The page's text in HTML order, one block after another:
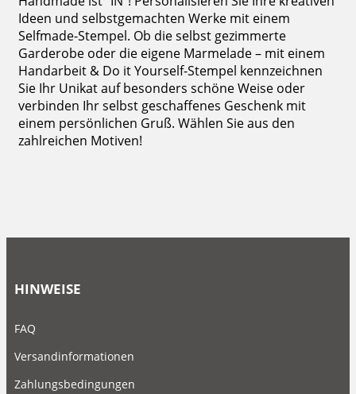
Ideen und selbstgemachten Werke mit einem
Selfmade-Stempel. Ob die selbst gezimmerte
Garderobe oder die eigene Marmelade – mit einem
Handarbeit & Do it Yourself-Stempel kennzeichnen
Sie Ihr Unikat auf besonders schöne Weise oder
verbinden Ihr selbst geschaffenes Geschenk mit
einem persönlichen Gruß. Wählen Sie aus den
zahlreichen Motiven!
HINWEISE
FAQ
Versandinformationen
Zahlungsbedingungen